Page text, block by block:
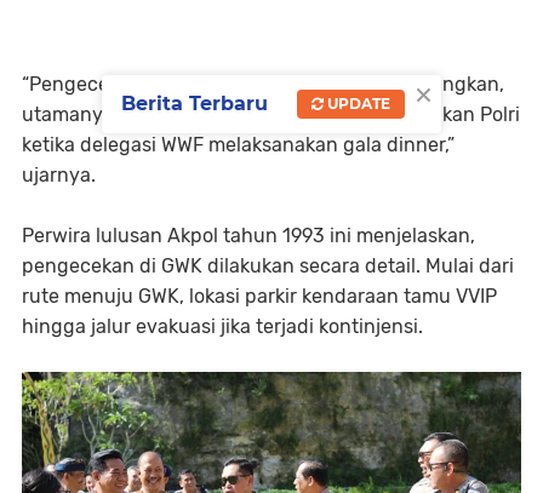
“Pengecekan ini juga dilakukan untuk mematangkan,
utamanya pola pengamanan yang akan dilakukan Polri
ketika delegasi WWF melaksanakan gala dinner,”
ujarnya.
Perwira lulusan Akpol tahun 1993 ini menjelaskan,
pengecekan di GWK dilakukan secara detail. Mulai dari
rute menuju GWK, lokasi parkir kendaraan tamu VVIP
hingga jalur evakuasi jika terjadi kontinjensi.
×
Berita Terbaru UPDATE